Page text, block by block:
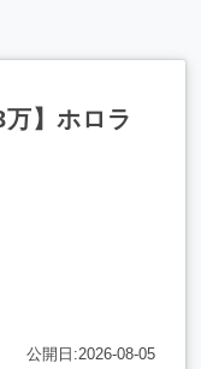
万】ホロラ
公開日:2026-08-05